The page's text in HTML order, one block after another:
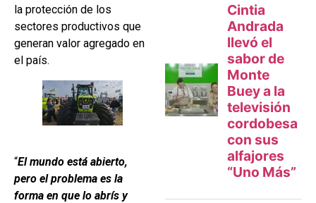
la protección de los
sectores productivos que
generan valor agregado en
el país.
“El mundo está abierto,
pero el problema es la
forma en que lo abrís y